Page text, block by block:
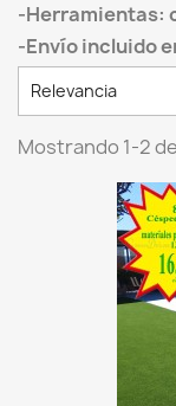
-Herramientas:
-Envío incluido
Relevancia
Mostrando 1-2